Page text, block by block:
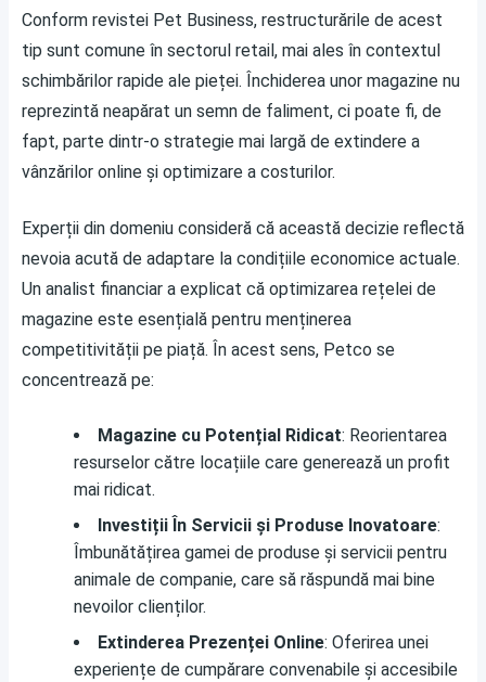
Conform revistei Pet Business, restructurările de acest
tip sunt comune în sectorul retail, mai ales în contextul
schimbărilor rapide ale pieței. Închiderea unor magazine nu
reprezintă neapărat un semn de faliment, ci poate fi, de
fapt, parte dintr-o strategie mai largă de extindere a
vânzărilor online și optimizare a costurilor.
Experții din domeniu consideră că această decizie reflectă
nevoia acută de adaptare la condițiile economice actuale.
Un analist financiar a explicat că optimizarea rețelei de
magazine este esențială pentru menținerea
competitivității pe piață. În acest sens, Petco se
concentrează pe:
Magazine cu Potențial Ridicat: Reorientarea
resurselor către locațiile care generează un profit
mai ridicat.
Investiții În Servicii și Produse Inovatoare:
Îmbunătățirea gamei de produse și servicii pentru
animale de companie, care să răspundă mai bine
nevoilor clienților.
Extinderea Prezenței Online: Oferirea unei
experiențe de cumpărare convenabile și accesibile